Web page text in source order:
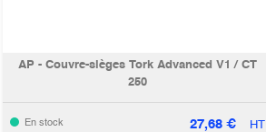
AP - Couvre-sièges Tork Advanced V1 / CT
250
En stock 27,68€ HT